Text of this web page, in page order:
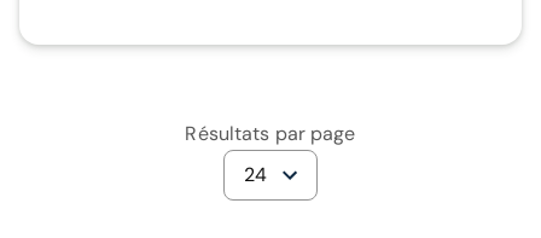
Résultats par page
24